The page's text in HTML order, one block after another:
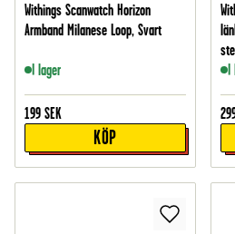
Withings Scanwatch Horizon
Armband Milanese Loop, Svart
I lager
199 SEK
KÖP
I